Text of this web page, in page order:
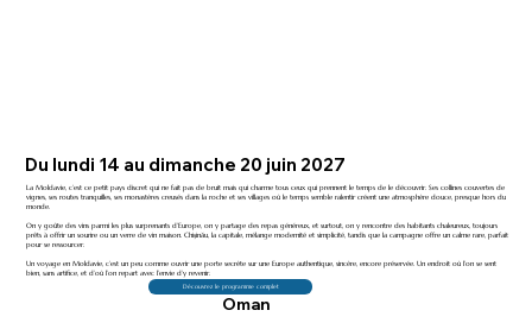
Du lundi 14 au dimanche 20 juin 2027
La Moldavie, c’est ce petit pays discret qui ne fait pas de bruit mais qui charme tous ceux qui prennent le temps de le découvrir. Ses collines couvertes de
vignes, ses routes tranquilles, ses monastères creusés dans la roche et ses villages où le temps semble ralentir créent une atmosphère douce, presque hors du
monde.
On y goûte des vins parmi les plus surprenants d’Europe, on y partage des repas généreux, et surtout, on y rencontre des habitants chaleureux, toujours
prêts à offrir un sourire ou un verre de vin maison. Chișinău, la capitale, mélange modernité et simplicité, tandis que la campagne offre un calme rare, parfait
pour se ressourcer.
Un voyage en Moldavie, c’est un peu comme ouvrir une porte secrète sur une Europe authentique, sincère, encore préservée. Un endroit où l’on se sent
bien, sans artifice, et d’où l’on repart avec l’envie d’y revenir.
Découvrez le programme complet
Oman